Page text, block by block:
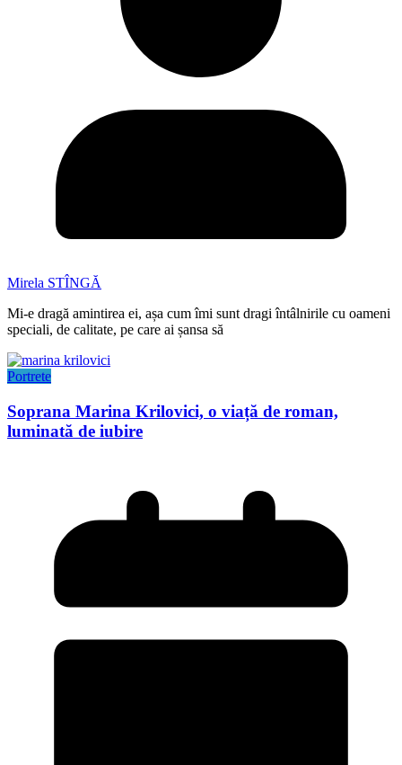
Mirela STÎNGĂ
Mi-e dragă amintirea ei, așa cum îmi sunt dragi întâlnirile cu oameni
speciali, de calitate, pe care ai șansa să
Portrete
Soprana Marina Krilovici, o viață de roman,
luminată de iubire